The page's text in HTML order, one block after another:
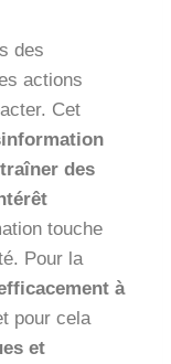
des
actions
Cet
des
touche
Pour la
à
pour cela
et